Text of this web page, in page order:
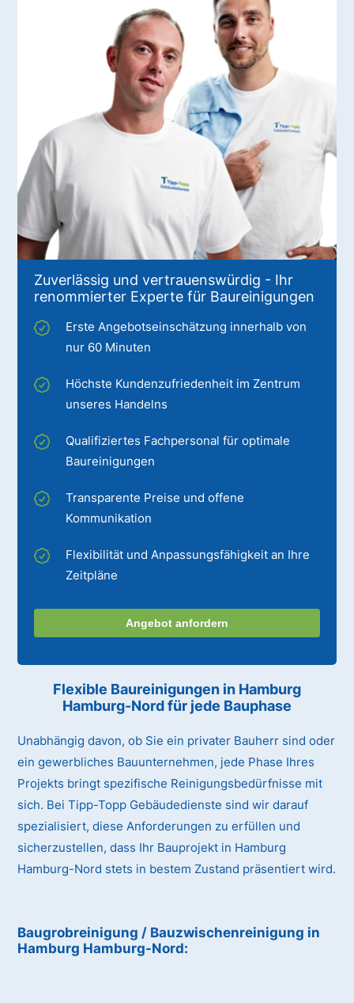
Zuverlässig und vertrauenswürdig - Ihr
renommierter Experte für Baureinigungen
Erste Angebotseinschätzung innerhalb von
nur 60 Minuten
Höchste Kundenzufriedenheit im Zentrum
unseres Handelns
Qualifiziertes Fachpersonal für optimale
Baureinigungen
Transparente Preise und offene
Kommunikation
Flexibilität und Anpassungsfähigkeit an Ihre
Zeitpläne
Angebot anfordern
Flexible Baureinigungen in Hamburg
Hamburg-Nordfür jede Bauphase
Unabhängig davon, ob Sie ein privater Bauherr sind oder
ein gewerbliches Bauunternehmen, jede Phase Ihres
Projekts bringt spezifische Reinigungsbedürfnisse mit
sich. Bei Tipp-Topp Gebäudedienste sind wir darauf
spezialisiert, diese Anforderungen zu erfüllen und
sicherzustellen, dass Ihr Bauprojekt in Hamburg
Hamburg-Nord stets in bestem Zustand präsentiert wird.
Baugrobreinigung / Bauzwischenreinigung in
Hamburg Hamburg-Nord: